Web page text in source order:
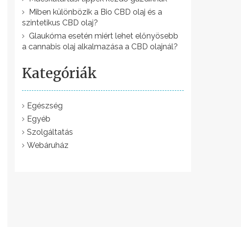
Miben különbözik a Bio CBD olaj és a
szintetikus CBD olaj?
Glaukóma esetén miért lehet előnyösebb
a cannabis olaj alkalmazása a CBD olajnál?
Kategóriák
Egészség
Egyéb
Szolgáltatás
Webáruház